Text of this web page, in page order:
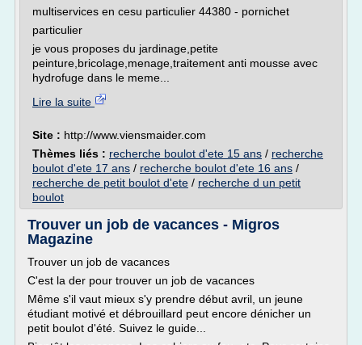
multiservices en cesu particulier 44380 - pornichet
particulier
je vous proposes du jardinage,petite
peinture,bricolage,menage,traitement anti mousse avec
hydrofuge dans le meme...
Lire la suite
Site : http://www.viensmaider.com
Thèmes liés : recherche boulot d'ete 15 ans / recherche
boulot d'ete 17 ans / recherche boulot d'ete 16 ans /
recherche de petit boulot d'ete / recherche d un petit
boulot
Trouver un job de vacances - Migros
Magazine
Trouver un job de vacances
C'est la der pour trouver un job de vacances
Même s'il vaut mieux s'y prendre début avril, un jeune
étudiant motivé et débrouillard peut encore dénicher un
petit boulot d'été. Suivez le guide...